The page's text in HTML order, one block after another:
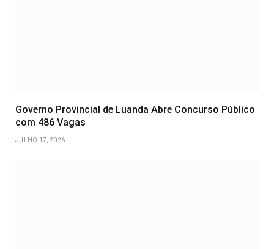
Governo Provincial de Luanda Abre Concurso Público
com 486 Vagas
JULHO 17, 2026